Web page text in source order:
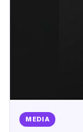
MEDIA